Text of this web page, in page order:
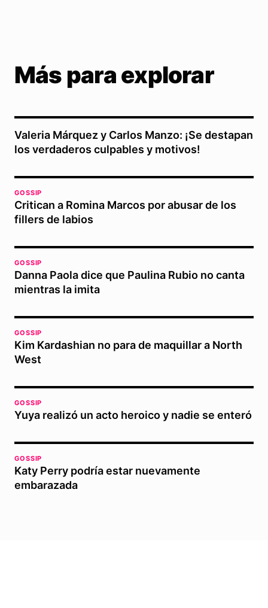
Más para explorar
Valeria Márquez y Carlos Manzo: ¡Se destapan
los verdaderos culpables y motivos!
GOSSIP
Critican a Romina Marcos por abusar de los
fillers de labios
GOSSIP
Danna Paola dice que Paulina Rubio no canta
mientras la imita
GOSSIP
Kim Kardashian no para de maquillar a North
West
GOSSIP
Yuya realizó un acto heroico y nadie se enteró
GOSSIP
Katy Perry podría estar nuevamente
embarazada